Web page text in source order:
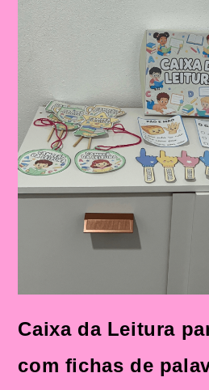
Caixa da Leitura
com fichas de